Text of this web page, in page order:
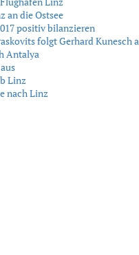
an die Ostsee
positiv bilanzieren
folgt Gerhard Kunesch
Antalya
Linz
nach Linz